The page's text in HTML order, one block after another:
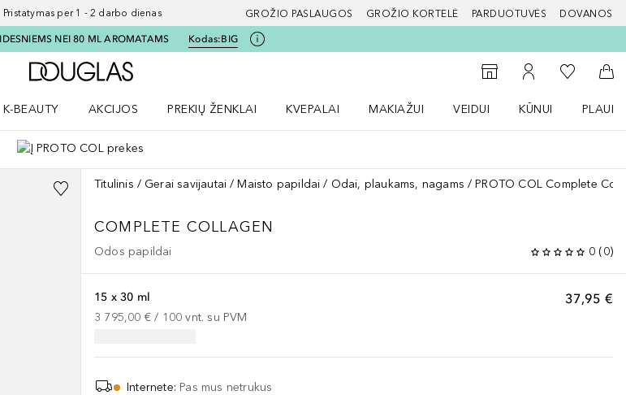
per 1 - 2 darbo dienas GROŽIO PASLAUGOS GROŽIO KORTELĖ PARDUOTUVĖS DOVANOS
NEI 80 ML AROMATAMS Kodas:BIG
Į Douglas pagrindinį puslapį
Į parduotuvių paiešką
Į mano paskyrą
Į mano
Į
K-BEAUTY
AKCIJOS
PREKIŲ ŽENKLAI
KVEPALAI
MAKIAŽUI
VEIDUI
KŪNUI
Titulinis Gerai savijautai Maisto papildai Odai, plaukams, nagams PROTO COL Complete
COMPLETE COLLAGEN
Odos papildai 0 (0)
37,95 €
15 x 30 ml
3 795,00 € / 100 vnt. su PVM
Internete: Pas mus netrukus